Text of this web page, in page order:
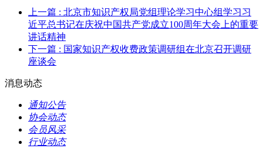
上一篇 : 北京市知识产权局党组理论学习中心组学习习
近平总书记在庆祝中国共产党成立100周年大会上的重要
讲话精神
下一篇 : 国家知识产权收费政策调研组在北京召开调研
座谈会
消息动态
通知公告
协会动态
会员风采
行业动态